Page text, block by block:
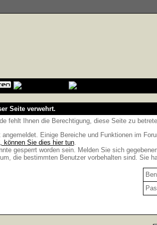
Seite verwehrt.
fehlt Ihnen die Berechtigung, diese Seite zu
Einige Bereiche und Funktionen im
können Sie dies hier tun.
gesperrt worden sein. Melden Sie sich
die bestimmten Benutzer vorbehalten sind. Sie